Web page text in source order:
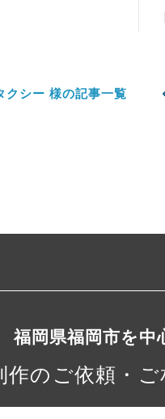
クシー 様の記事一覧
福岡県福岡市を中
作の ご依頼・ご